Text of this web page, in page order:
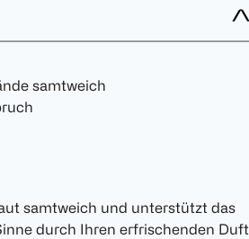
samtweich
samtweich und unterstützt das
durch Ihren erfrischenden Duft